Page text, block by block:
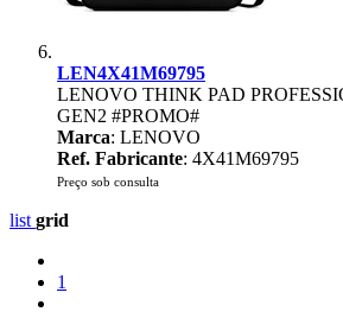
LEN4X41M69795
LENOVO THINK PAD
GEN2 #PROMO#
Marca: LENOVO
Ref. Fabricante: 4X41M69795
Preço sob consulta
list grid
1